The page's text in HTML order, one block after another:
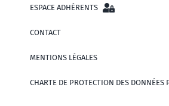
ESPACE ADHÉRENTS
CONTACT
MENTIONS LÉGALES
CHARTE DE PROTECTION DES DONNÉES